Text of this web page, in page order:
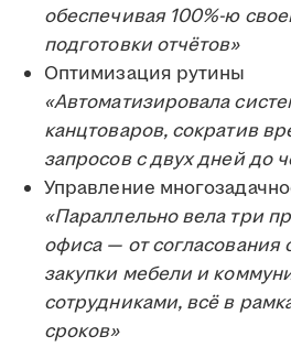
обеспечивая 100%-ю
подготовки отчётов»
Оптимизация рутины
«Автоматизировала
канцтоваров, сократив
запросов с двух дней до
Управление
«Параллельно вела три
офиса — от
закупки мебели и
сотрудниками, всё в
сроков»